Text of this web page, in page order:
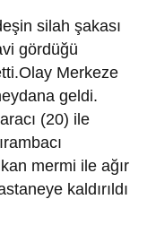
silah şakası
gördüğü
Merkeze
geldi.
(20) ile
mermi ile ağır
kaldırıldı